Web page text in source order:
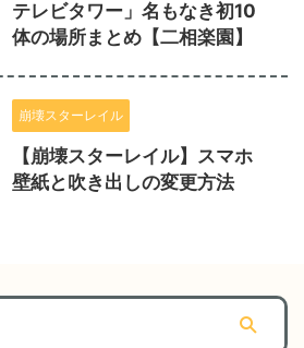
テレビタワー」名もなき初10
体の場所まとめ【二相楽園】
崩壊スターレイル
【崩壊スターレイル】スマホ
壁紙と吹き出しの変更方法